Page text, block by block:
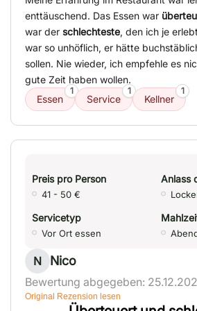
enttäuschend. Das Essen war
war der schlechteste, den ich je
war so unhöflich, er hätte
sollen. Nie wieder, ich empfehle es
gute Zeit haben wollen.
Essen
1
Service
1
Kellner
1
Preis pro Person
41 - 50 €
Anlass
Servicetyp
Vor Ort essen
N Nico
Bewertung abgegeben:
Original Rezension lesen